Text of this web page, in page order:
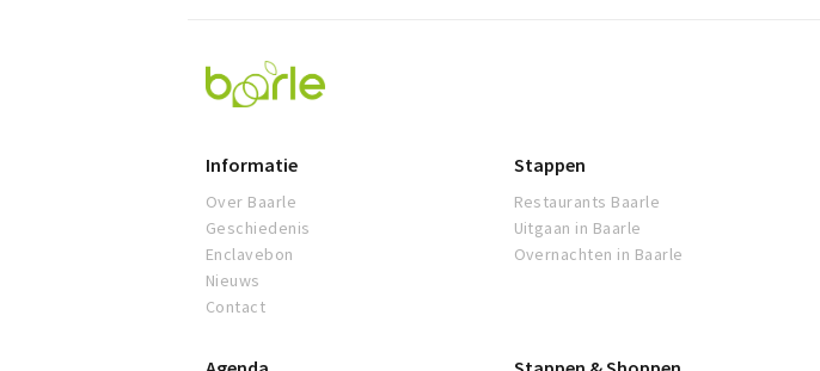
Visit
Baarle
Informatie
Over Baarle
Geschiedenis
Enclavebon
Nieuws
Contact
Stappen
Restaurants Baarle
Uitgaan in Baarle
Overnachten in Baarle